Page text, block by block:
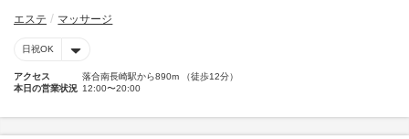
エステ マッサージ
日祝OK
アクセス
落合南長崎駅から890m （徒歩12分）
本日の営業状況 12:00〜20:00